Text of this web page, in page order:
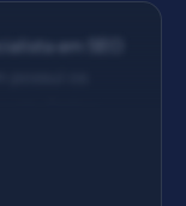
em SEO
3) Referrer-